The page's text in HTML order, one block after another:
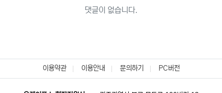
댓글이 없습니다.
이용약관 이용안내 문의하기 PC버전